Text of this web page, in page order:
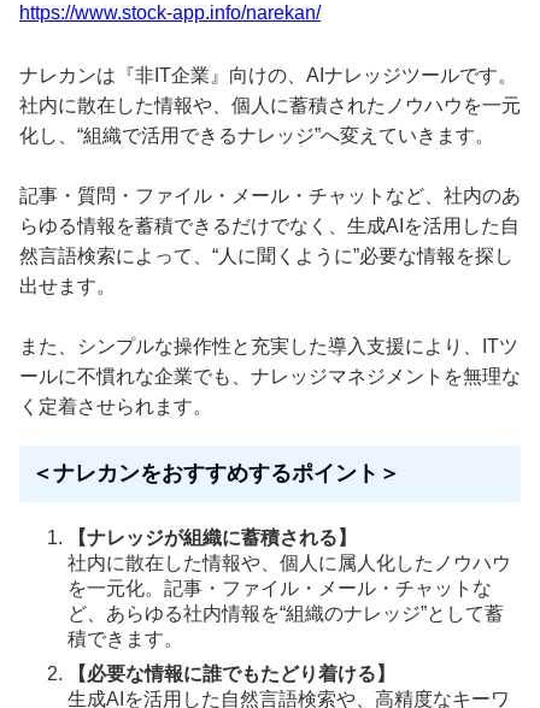
https://www.stock-app.info/narekan/
ナレカンは『非IT企業』向けの、AIナレッジツールです。
社内に散在した情報や、個人に蓄積されたノウハウを一元
化し、“組織で活用できるナレッジ”へ変えていきます。
記事・質問・ファイル・メール・チャットなど、社内のあ
らゆる情報を蓄積できるだけでなく、生成AIを活用した自
然言語検索によって、“人に聞くように”必要な情報を探し
出せます。
また、シンプルな操作性と充実した導入支援により、ITツ
ールに不慣れな企業でも、ナレッジマネジメントを無理な
く定着させられます。
＜ナレカンをおすすめするポイント＞
【ナレッジが組織に蓄積される】
社内に散在した情報や、個人に属人化したノウハウ
を一元化。記事・ファイル・メール・チャットな
ど、あらゆる社内情報を“組織のナレッジ”として蓄
積できます。
【必要な情報に誰でもたどり着ける】
生成AIを活用した自然言語検索や、高精度なキーワ